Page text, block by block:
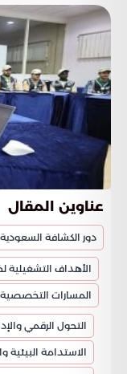
عناوين المقال
دور الكشافة السعودية
الأهداف
المسارات
التحول الرقمي
الاستدامة البيئية